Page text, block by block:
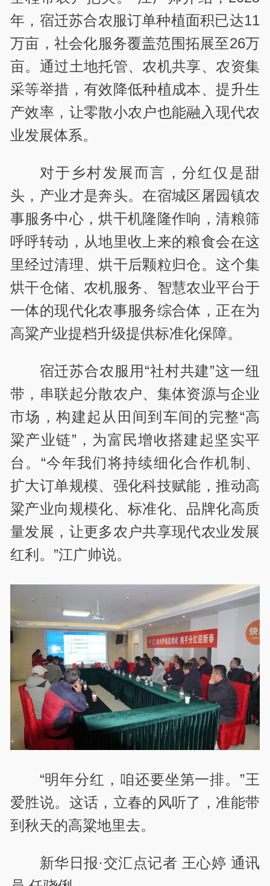
年，宿迁苏合农服订单种植面积已达11
万亩，社会化服务覆盖范围拓展至26万
亩。通过土地托管、农机共享、农资集
采等举措，有效降低种植成本、提升生
产效率，让零散小农户也能融入现代农
业发展体系。
对于乡村发展而言，分红仅是甜
头，产业才是奔头。在宿城区屠园镇农
事服务中心，烘干机隆隆作响，清粮筛
呼呼转动，从地里收上来的粮食会在这
里经过清理、烘干后颗粒归仓。这个集
烘干仓储、农机服务、智慧农业平台于
一体的现代化农事服务综合体，正在为
高粱产业提档升级提供标准化保障。
宿迁苏合农服用“社村共建”这一纽
带，串联起分散农户、集体资源与企业
市场，构建起从田间到车间的完整“高
粱产业链”，为富民增收搭建起坚实平
台。“今年我们将持续细化合作机制、
扩大订单规模、强化科技赋能，推动高
粱产业向规模化、标准化、品牌化高质
量发展，让更多农户共享现代农业发展
红利。”江广帅说。
“明年分红，咱还要坐第一排。”王
爱胜说。这话，立春的风听了，准能带
到秋天的高粱地里去。
新华日报·交汇点记者 王心婷 通讯